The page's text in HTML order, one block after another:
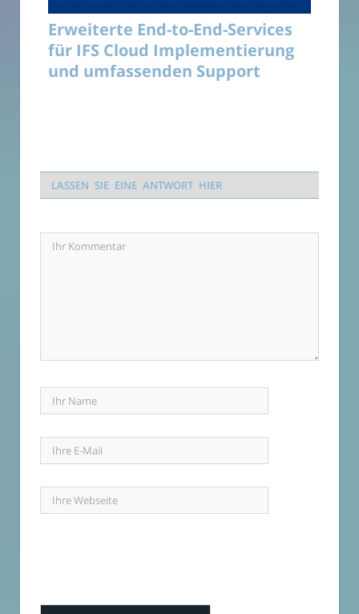
Erweiterte End-to-End-Services
für IFS Cloud Implementierung
und umfassenden Support
LASSEN SIE EINE ANTWORT HIER